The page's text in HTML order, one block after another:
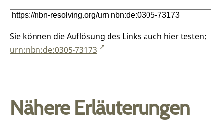
Sie können die Auflösung des Links auch hier testen:
urn:nbn:de:0305-73173
Nähere Erläuterungen